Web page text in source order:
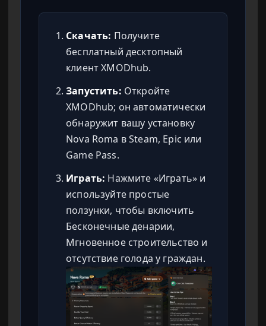
Скачать: Получите
бесплатный десктопный
клиент XMODhub.
Запустить: Откройте
XMODhub; он автоматически
обнаружит вашу установку
Nova Roma в Steam, Epic или
Game Pass.
Играть: Нажмите «Играть» и
используйте простые
ползунки, чтобы включить
Бесконечные денарии,
Мгновенное строительство и
отсутствие голода у граждан.